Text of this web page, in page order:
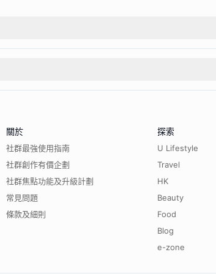
關於
社群最強使用指南
社群創作有價企劃
社群焦點功能及升級計劃
常見問題
條款及細則
探索
U Lifestyle
Travel
HK
Beauty
Food
Blog
e-zone